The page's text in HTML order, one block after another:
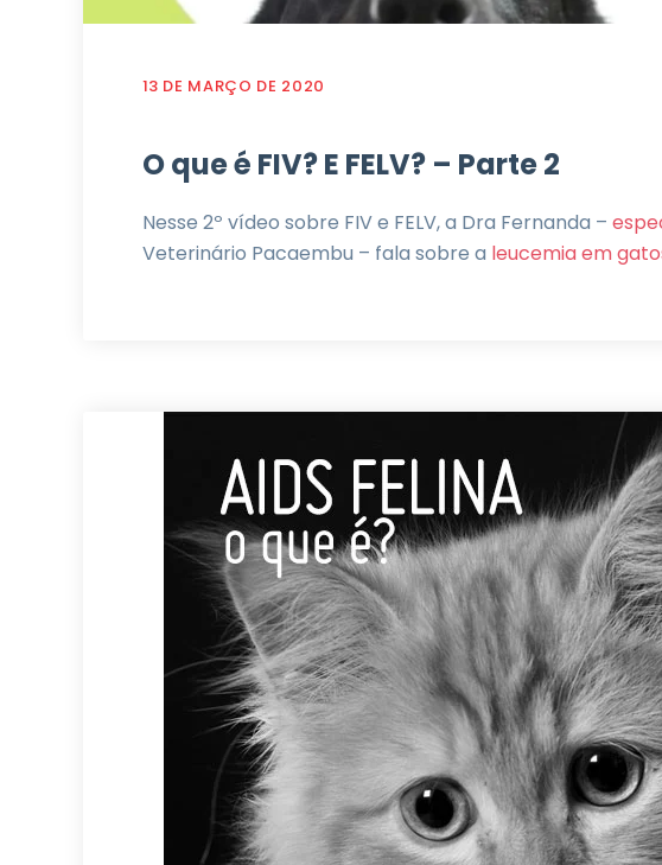
13 DE MARÇO DE 2020
O que é FIV? E FELV? – Parte 2
Nesse 2º vídeo sobre FIV e FELV, a Dra Fernanda –
Veterinário Pacaembu – fala sobre a leucemia em